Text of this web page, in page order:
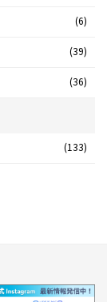
(6)
(39)
(36)
(133)